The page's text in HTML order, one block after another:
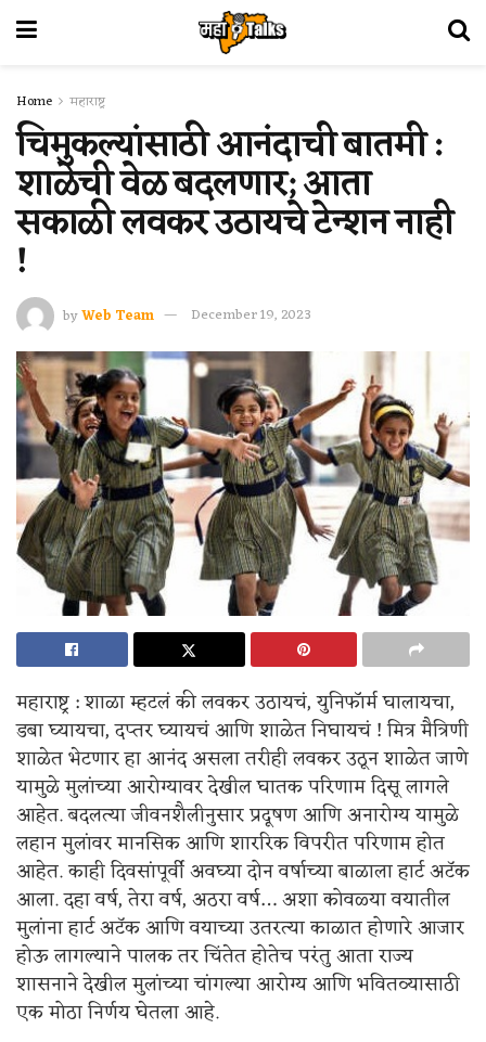
Home महाराष्ट्र
चिमुकल्यांसाठी आनंदाची बातमी :
शाळेची वेळ बदलणार; आता
सकाळी लवकर उठायचे टेन्शन नाही
!
byWeb Team December 19, 2023
महाराष्ट्र : शाळा म्हटलं की लवकर उठायचं, युनिफॉर्म घालायचा,
डबा घ्यायचा, दप्तर घ्यायचं आणि शाळेत निघायचं ! मित्र मैत्रिणी
शाळेत भेटणार हा आनंद असला तरीही लवकर उठून शाळेत जाणे
यामुळे मुलांच्या आरोग्यावर देखील घातक परिणाम दिसू लागले
आहेत. बदलत्या जीवनशैलीनुसार प्रदूषण आणि अनारोग्य यामुळे
लहान मुलांवर मानसिक आणि शाररिक विपरीत परिणाम होत
आहेत. काही दिवसांपूर्वी अवघ्या दोन वर्षाच्या बाळाला हार्ट अटॅक
आला. दहा वर्ष, तेरा वर्ष, अठरा वर्ष… अशा कोवळ्या वयातील
मुलांना हार्ट अटॅक आणि वयाच्या उतरत्या काळात होणारे आजार
होऊ लागल्याने पालक तर चिंतेत होतेच परंतु आता राज्य
शासनाने देखील मुलांच्या चांगल्या आरोग्य आणि भवितव्यासाठी
एक मोठा निर्णय घेतला आहे.